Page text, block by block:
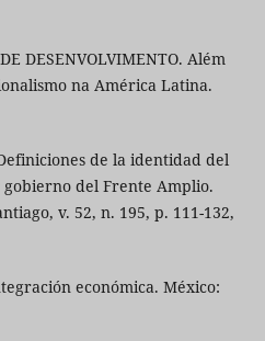
DESENVOLVIMENTO. Além
na América Latina.
de la identidad del
del Frente Amplio.
v. 52, n. 195, p. 111-132,
económica. México: